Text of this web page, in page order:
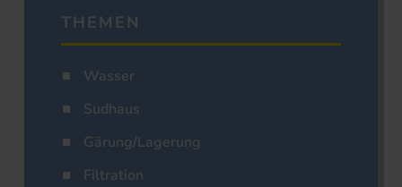
THEMEN
Wasser
Sudhaus
Gärung/Lagerung
Filtration